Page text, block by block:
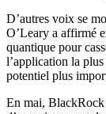
D’autres voix se
O’Leary a affirmé
quantique pour
l’application la
potentiel plus
En mai, BlackRock